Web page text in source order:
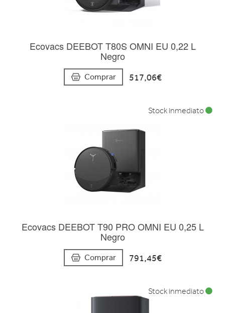
Ecovacs DEEBOT T80S OMNI EU 0,22 L
Negro
Comprar 517,06€
Ecovacs DEEBOT T90 PRO OMNI EU 0,25 L
Negro
Comprar 791,45€
Stock inmediato
Stock inmediato